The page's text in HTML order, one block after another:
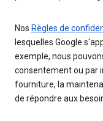
Nos Règles de
lesquelles Google
exemple, nous
consentement ou par
fourniture, la
de répondre aux